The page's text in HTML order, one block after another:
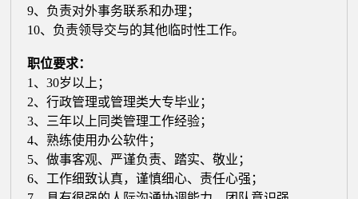
9、负责对外事务联系和办理；
10、负责领导交与的其他临时性工作。
职位要求：
1、30岁以上；
2、行政管理或管理类大专毕业；
3、三年以上同类管理工作经验；
4、熟练使用办公软件；
5、做事客观、严谨负责、踏实、敬业；
6、工作细致认真，谨慎细心、责任心强；